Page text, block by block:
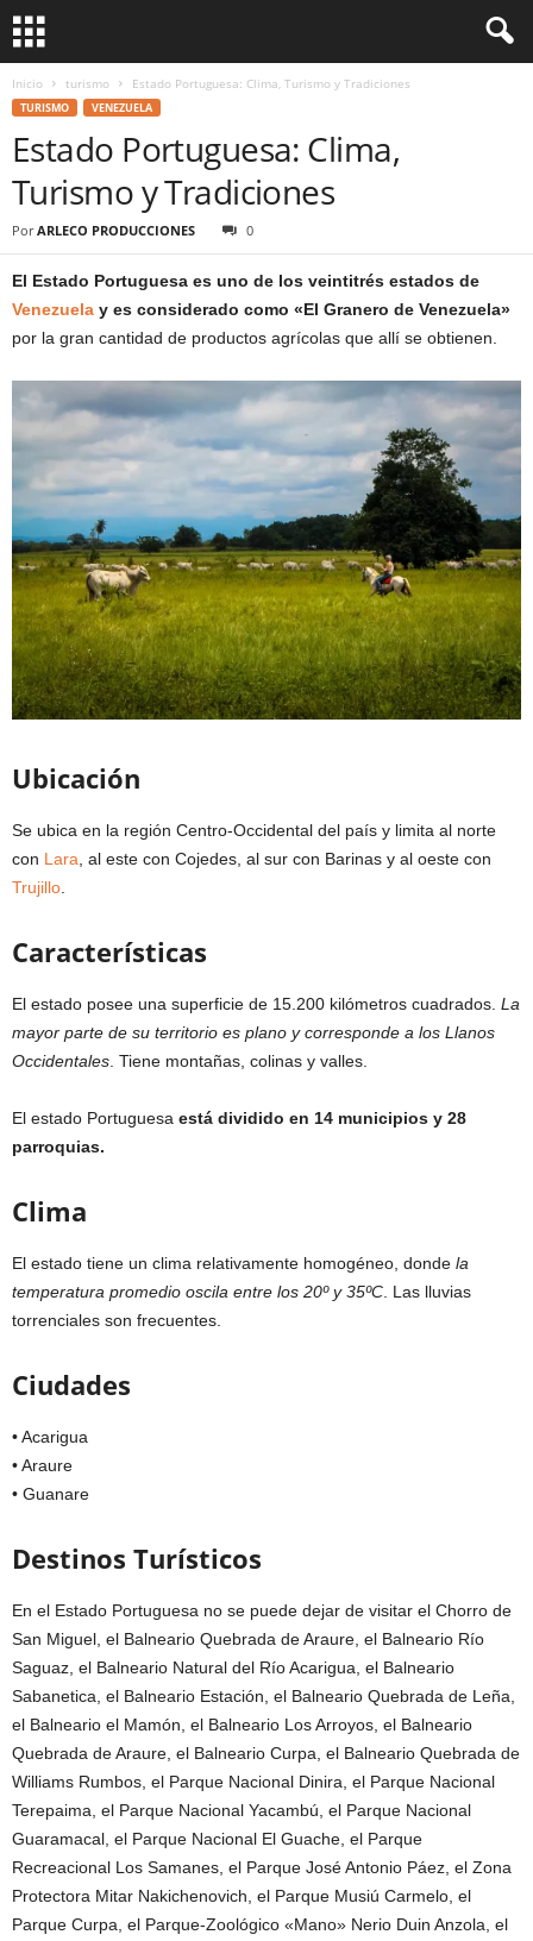
Inicio turismo Estado Portuguesa: Clima, Turismo y Tradiciones
TURISMO VENEZUELA
Estado Portuguesa: Clima,
Turismo y Tradiciones
Por ARLECO PRODUCCIONES 0
El Estado Portuguesa es uno de los veintitrés estados de
Venezuela y es considerado como «El Granero de Venezuela»
por la gran cantidad de productos agrícolas que allí se obtienen.
Ubicación
Se ubica en la región Centro-Occidental del país y limita al norte
con Lara , al este con Cojedes, al sur con Barinas y al oeste con
Trujillo
Características
El estado posee una superficie de 15.200 kilómetros cuadrados. La
mayor parte de su territorio es plano y corresponde a los Llanos
Occidentales . Tiene montañas, colinas y valles.
El estado Portuguesa está dividido en 14 municipios y 28
parroquias.
Clima
El estado tiene un clima relativamente homogéneo, donde la
temperatura promedio oscila entre los 20º y 35ºC . Las lluvias
torrenciales son frecuentes.
Ciudades
• Acarigua
• Araure
• Guanare
Destinos Turísticos
En el Estado Portuguesa no se puede dejar de visitar el Chorro de
San Miguel, el Balneario Quebrada de Araure, el Balneario Río
Saguaz, el Balneario Natural del Río Acarigua, el Balneario
Sabanetica, el Balneario Estación, el Balneario Quebrada de Leña,
el Balneario el Mamón, el Balneario Los Arroyos, el Balneario
Quebrada de Araure, el Balneario Curpa, el Balneario Quebrada de
Williams Rumbos, el Parque Nacional Dinira, el Parque Nacional
Terepaima, el Parque Nacional Yacambú, el Parque Nacional
Guaramacal, el Parque Nacional El Guache, el Parque
Recreacional Los Samanes, el Parque José Antonio Páez, el Zona
Protectora Mitar Nakichenovich, el Parque Musiú Carmelo, el
Parque Curpa, el Parque-Zoológico «Mano» Nerio Duin Anzola, el